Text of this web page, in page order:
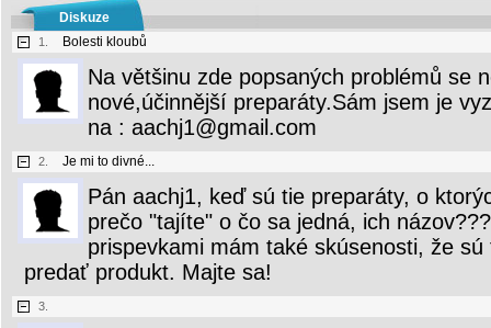
Diskuze
1. Bolesti kloubů
Na většinu zde popsaných problémů se
nové,účinnější preparáty.Sám jsem je
na : aachj1@gmail.com
2. Je mi to divné...
Pán aachj1, keď sú tie preparáty, o
prečo "tajíte" o čo sa jedná, ich
prispevkami mám také skúsenosti, že
predať produkt. Majte sa!
3.